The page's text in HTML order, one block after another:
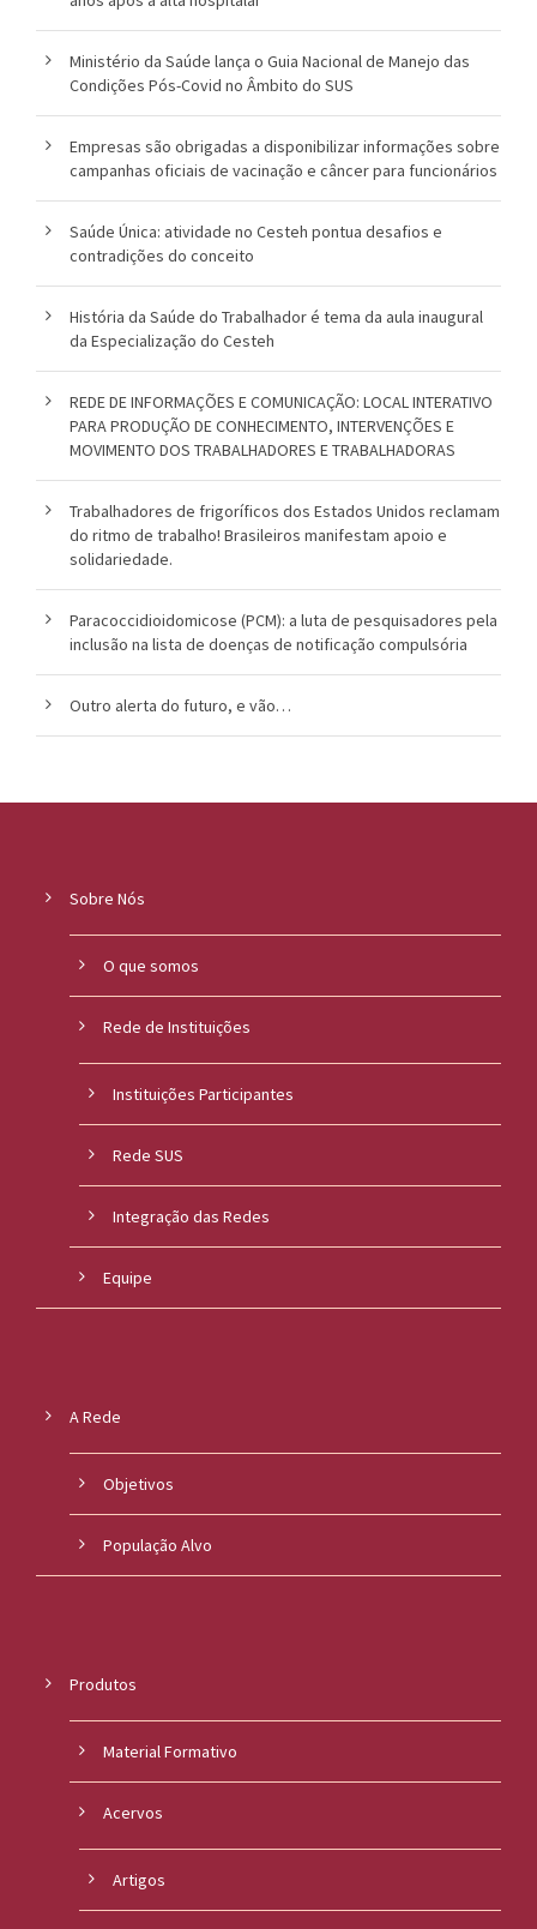
Ministério da Saúde lança o Guia Nacional de Manejo das
Condições Pós-Covid no Âmbito do SUS
Empresas são obrigadas a disponibilizar informações sobre
campanhas oficiais de vacinação e câncer para funcionários
Saúde Única: atividade no Cesteh pontua desafios e
contradições do conceito
História da Saúde do Trabalhador é tema da aula inaugural
da Especialização do Cesteh
REDE DE INFORMAÇÕES E COMUNICAÇÃO: LOCAL INTERATIVO
PARA PRODUÇÃO DE CONHECIMENTO, INTERVENÇÕES E
MOVIMENTO DOS TRABALHADORES E TRABALHADORAS
Trabalhadores de frigoríficos dos Estados Unidos reclamam
do ritmo de trabalho! Brasileiros manifestam apoio e
solidariedade.
Paracoccidioidomicose (PCM): a luta de pesquisadores pela
inclusão na lista de doenças de notificação compulsória
Outro alerta do futuro, e vão…
Sobre Nós
O que somos
Rede de Instituições
Instituições Participantes
Rede SUS
Integração das Redes
Equipe
A Rede
Objetivos
População Alvo
Produtos
Material Formativo
Acervos
Artigos